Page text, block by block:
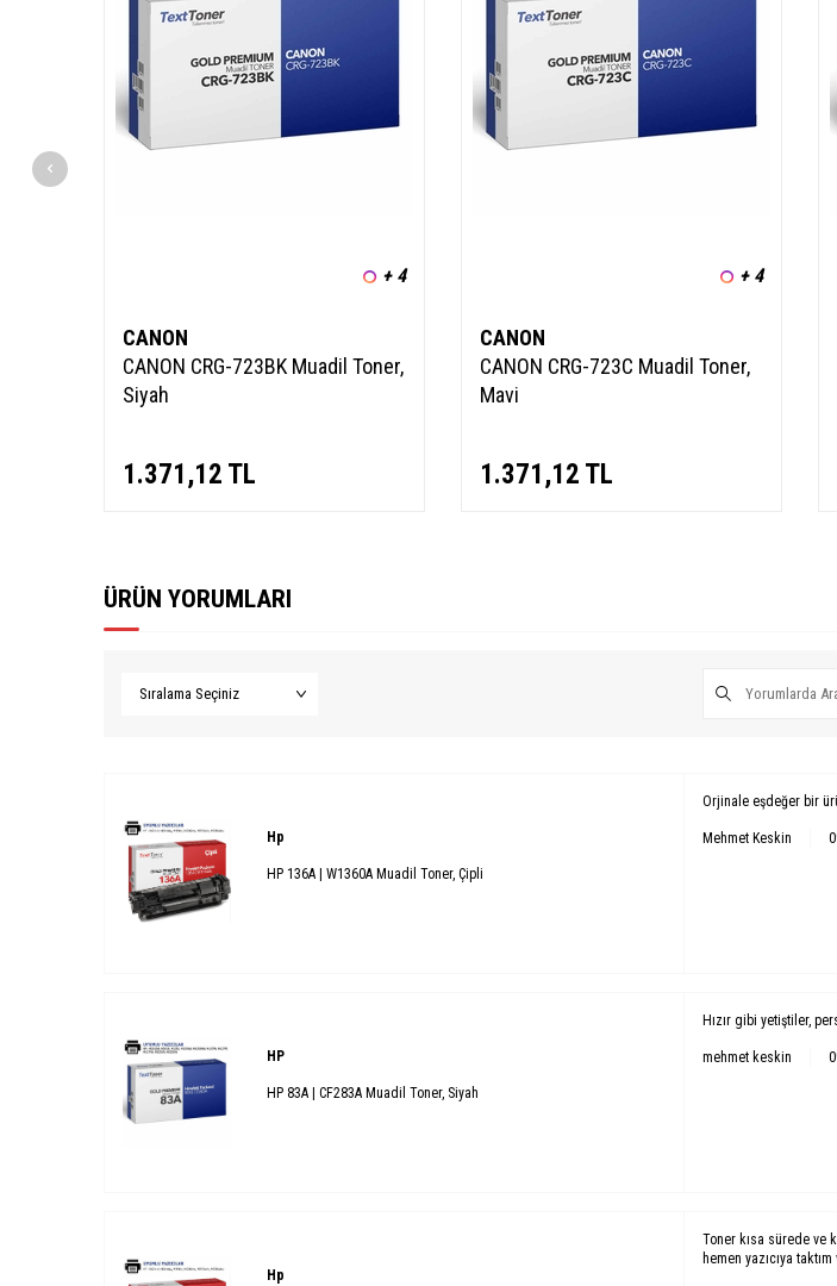
+ 4
CANON
CANON CRG-723BK Muadil Toner,
Siyah
1.371,12 TL
+ 4
CANON
CANON CRG-723C Muadil Toner,
Mavi
1.371,12 TL
ÜRÜN YORUMLARI
Hp
HP 136A | W1360A Muadil Toner, Çipli
Orjinale eşdeğer bir
Mehmet Keskin
HP
HP 83A | CF283A Muadil Toner, Siyah
Hızır gibi yetiştiler,
mehmet keskin
Hp
Toner kısa sürede ve
hemen yazıcıya